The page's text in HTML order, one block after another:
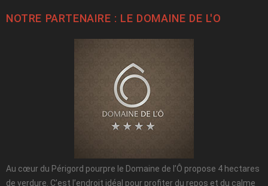
NOTRE PARTENAIRE : LE DOMAINE DE L'O
Au cœur du Périgord pourpre le Domaine de l’Ô propose 4 hectares
de verdure. C’est l’endroit idéal pour profiter du repos et du calme